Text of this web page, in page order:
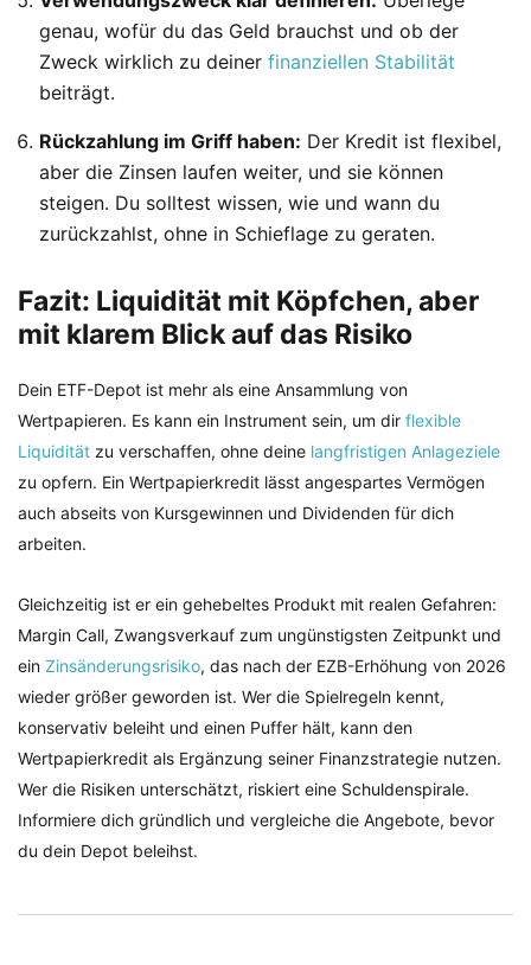
genau, wofür du das Geld brauchst und ob der
Zweck wirklich zu deiner finanziellen Stabilität
beiträgt.
Rückzahlung im Griff haben: Der Kredit ist flexibel,
aber die Zinsen laufen weiter, und sie können
steigen. Du solltest wissen, wie und wann du
zurückzahlst, ohne in Schieflage zu geraten.
Fazit: Liquidität mit Köpfchen, aber
mit klarem Blick auf das Risiko
Dein ETF-Depot ist mehr als eine Ansammlung von
Wertpapieren. Es kann ein Instrument sein, um dir flexible
Liquidität zu verschaffen, ohne deine langfristigen Anlageziele
zu opfern. Ein Wertpapierkredit lässt angespartes Vermögen
auch abseits von Kursgewinnen und Dividenden für dich
arbeiten.
Gleichzeitig ist er ein gehebeltes Produkt mit realen Gefahren:
Margin Call, Zwangsverkauf zum ungünstigsten Zeitpunkt und
ein Zinsänderungsrisiko, das nach der EZB-Erhöhung von 2026
wieder größer geworden ist. Wer die Spielregeln kennt,
konservativ beleiht und einen Puffer hält, kann den
Wertpapierkredit als Ergänzung seiner Finanzstrategie nutzen.
Wer die Risiken unterschätzt, riskiert eine Schuldenspirale.
Informiere dich gründlich und vergleiche die Angebote, bevor
du dein Depot beleihst.